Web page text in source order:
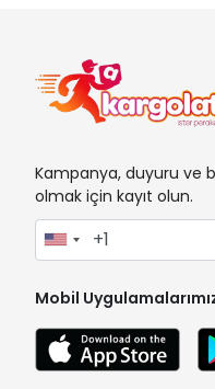
Kampanya, duyuru ve
olmak için kayıt olun.
Mobil